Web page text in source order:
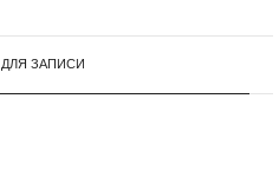
ЗАПИСИ